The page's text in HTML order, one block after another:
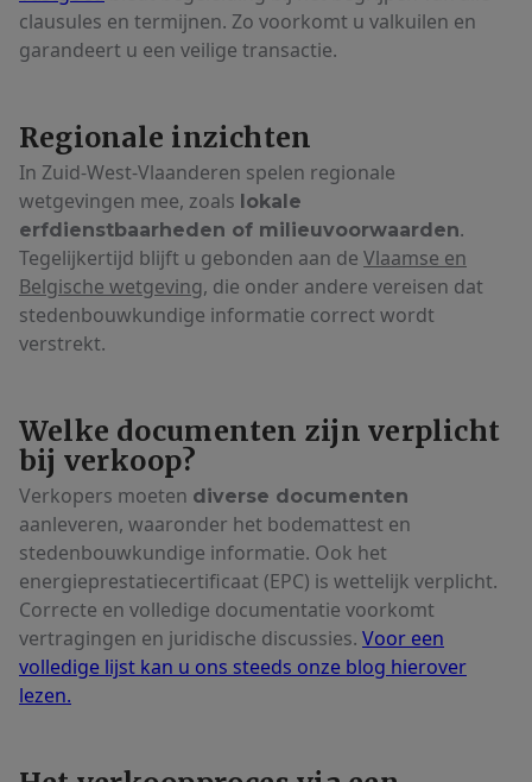
clausules en termijnen. Zo voorkomt u valkuilen en
garandeert u een veilige transactie.
Regionale inzichten
In Zuid-West-Vlaanderen spelen regionale
wetgevingen mee, zoals lokale
erfdienstbaarheden of milieuvoorwaarden.
Tegelijkertijd blijft u gebonden aan de Vlaamse en
Belgische wetgeving, die onder andere vereisen dat
stedenbouwkundige informatie correct wordt
verstrekt.
Welke documenten zijn verplicht
bij verkoop?
Verkopers moeten diverse documenten
aanleveren, waaronder het bodemattest en
stedenbouwkundige informatie. Ook het
energieprestatiecertificaat (EPC) is wettelijk verplicht.
Correcte en volledige documentatie voorkomt
vertragingen en juridische discussies. Voor een
volledige lijst kan u ons steeds onze blog hierover
lezen.